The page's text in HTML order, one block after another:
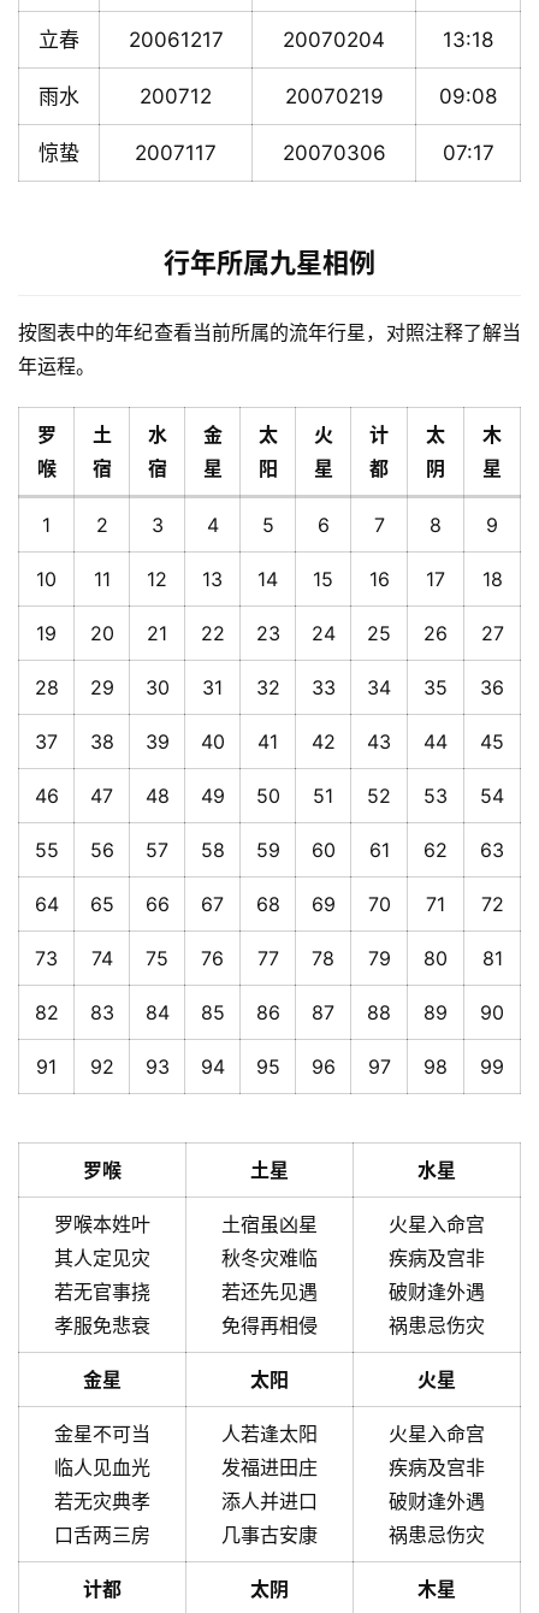
立春 20061217 20070204 13:18
雨水 200712 20070219 09:08
惊蛰 2007117 20070306 07:17
行年所属九星相例
按图表中的年纪查看当前所属的流年行星，对照注释了解当
年运程。
罗
喉
土
宿
水
宿
金
星
太
阳
火
星
计
都
太
阴
木
星
1 2 3 4 5 6 7 8 9
10 11 12 13 14 15 16 17 18
19 20 21 22 23 24 25 26 27
28 29 30 31 32 33 34 35 36
37 38 39 40 41 42 43 44 45
46 47 48 49 50 51 52 53 54
55 56 57 58 59 60 61 62 63
64 65 66 67 68 69 70 71 72
73 74 75 76 77 78 79 80 81
82 83 84 85 86 87 88 89 90
91 92 93 94 95 96 97 98 99
罗喉 土星 水星
罗喉本姓叶
其人定见灾
若无官事挠
孝服免悲衰
土宿虽凶星
秋冬灾难临
若还先见遇
免得再相侵
火星入命宫
疾病及宫非
破财逢外遇
祸患忌伤灾
金星 太阳 火星
金星不可当
临人见血光
若无灾典孝
口舌两三房
人若逢太阳
发福进田庄
添人并进口
几事古安康
火星入命宫
疾病及宫非
破财逢外遇
祸患忌伤灾
计都 太阴 木星